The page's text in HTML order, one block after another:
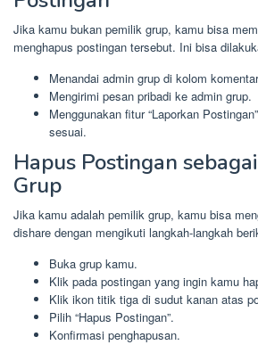
Jika kamu bukan pemilik grup, kamu bisa
menghapus postingan tersebut. Ini bisa
Menandai admin grup di kolom
Mengirimi pesan pribadi ke admin grup.
Menggunakan fitur “Laporkan
sesuai.
Hapus Postingan
Grup
Jika kamu adalah pemilik grup, kamu bisa
dishare dengan mengikuti langkah-langkah
Buka grup kamu.
Klik pada postingan yang ingin kamu
Klik ikon titik tiga di sudut kanan atas
Pilih “Hapus Postingan”.
Konfirmasi penghapusan.